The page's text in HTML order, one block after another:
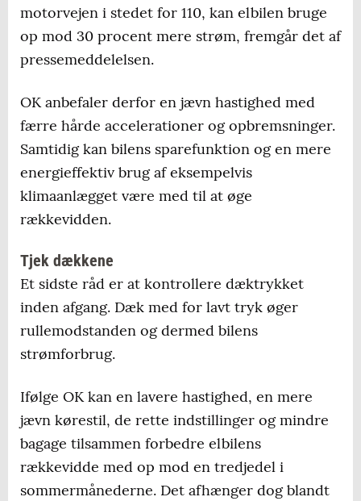
motorvejen i stedet for 110, kan elbilen bruge
op mod 30 procent mere strøm, fremgår det af
pressemeddelelsen.
OK anbefaler derfor en jævn hastighed med
færre hårde accelerationer og opbremsninger.
Samtidig kan bilens sparefunktion og en mere
energieffektiv brug af eksempelvis
klimaanlægget være med til at øge
rækkevidden.
Tjek dækkene
Et sidste råd er at kontrollere dæktrykket
inden afgang. Dæk med for lavt tryk øger
rullemodstanden og dermed bilens
strømforbrug.
Ifølge OK kan en lavere hastighed, en mere
jævn kørestil, de rette indstillinger og mindre
bagage tilsammen forbedre elbilens
rækkevidde med op mod en tredjedel i
sommermånederne. Det afhænger dog blandt